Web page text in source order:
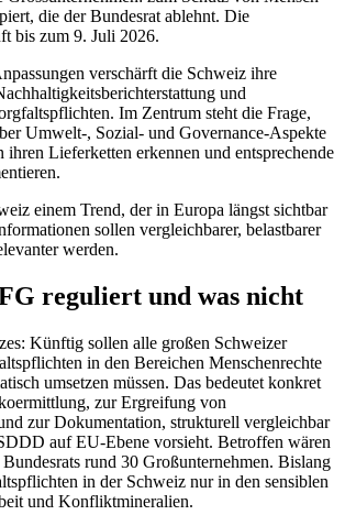
die der Bundesrat ablehnt. Die
bis zum 9. Juli 2026.
verschärft die Schweiz ihre
und
Im Zentrum steht die Frage,
Umwelt-, Sozial- und Governance-Aspekte
ihren Lieferketten erkennen und entsprechende
einem Trend, der in Europa längst sichtbar
sollen vergleichbarer, belastbarer
werden.
reguliert und was nicht
Künftig sollen alle großen Schweizer
in den Bereichen Menschenrechte
umsetzen müssen. Das bedeutet konkret
zur Ergreifung von
zur Dokumentation, strukturell vergleichbar
auf EU-Ebene vorsieht. Betroffen wären
rund 30 Großunternehmen. Bislang
in der Schweiz nur in den sensiblen
und Konfliktmineralien.